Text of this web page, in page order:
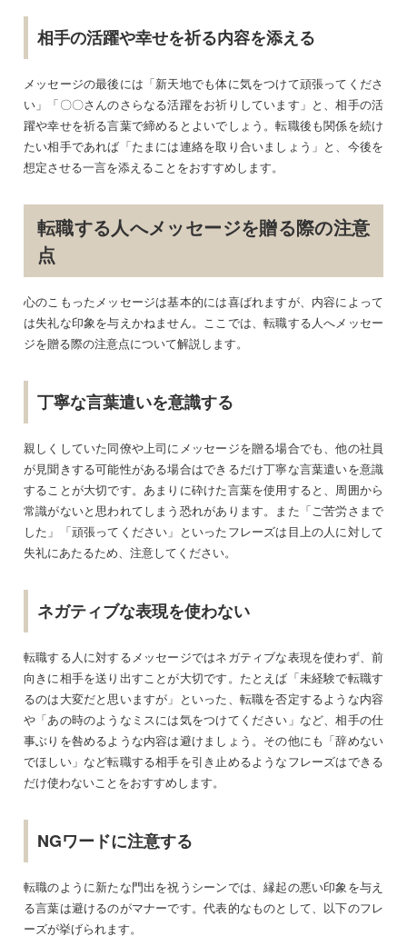
相手の活躍や幸せを祈る内容を添える
メッセージの最後には「新天地でも体に気をつけて頑張ってくださ
い」「〇〇さんのさらなる活躍をお祈りしています」と、相手の活
躍や幸せを祈る言葉で締めるとよいでしょう。転職後も関係を続け
たい相手であれば「たまには連絡を取り合いましょう」と、今後を
想定させる一言を添えることをおすすめします。
転職する人へメッセージを贈る際の注意
点
心のこもったメッセージは基本的には喜ばれますが、内容によって
は失礼な印象を与えかねません。ここでは、転職する人へメッセー
ジを贈る際の注意点について解説します。
丁寧な言葉遣いを意識する
親しくしていた同僚や上司にメッセージを贈る場合でも、他の社員
が見聞きする可能性がある場合はできるだけ丁寧な言葉遣いを意識
することが大切です。あまりに砕けた言葉を使用すると、周囲から
常識がないと思われてしまう恐れがあります。また「ご苦労さまで
した」「頑張ってください」といったフレーズは目上の人に対して
失礼にあたるため、注意してください。
ネガティブな表現を使わない
転職する人に対するメッセージではネガティブな表現を使わず、前
向きに相手を送り出すことが大切です。たとえば「未経験で転職す
るのは大変だと思いますが」といった、転職を否定するような内容
や「あの時のようなミスには気をつけてください」など、相手の仕
事ぶりを咎めるような内容は避けましょう。その他にも「辞めない
でほしい」など転職する相手を引き止めるようなフレーズはできる
だけ使わないことをおすすめします。
NGワードに注意する
転職のように新たな門出を祝うシーンでは、縁起の悪い印象を与え
る言葉は避けるのがマナーです。代表的なものとして、以下のフレ
ーズが挙げられます。